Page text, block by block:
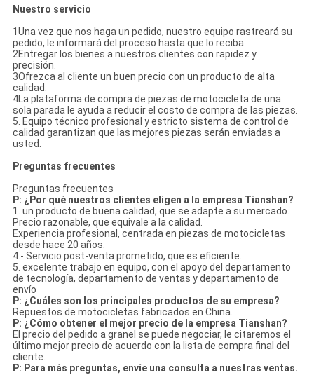
Nuestro servicio
1Una vez que nos haga un pedido, nuestro equipo rastreará su
pedido, le informará del proceso hasta que lo reciba.
2Entregar los bienes a nuestros clientes con rapidez y
precisión.
3Ofrezca al cliente un buen precio con un producto de alta
calidad.
4La plataforma de compra de piezas de motocicleta de una
sola parada le ayuda a reducir el costo de compra de las piezas.
5. Equipo técnico profesional y estricto sistema de control de
calidad garantizan que las mejores piezas serán enviadas a
usted.
Preguntas frecuentes
Preguntas frecuentes
P: ¿Por qué nuestros clientes eligen a la empresa Tianshan?
1. un producto de buena calidad, que se adapte a su mercado.
Precio razonable, que equivale a la calidad.
Experiencia profesional, centrada en piezas de motocicletas
desde hace 20 años.
4.- Servicio post-venta prometido, que es eficiente.
5. excelente trabajo en equipo, con el apoyo del departamento
de tecnología, departamento de ventas y departamento de
envío
P: ¿Cuáles son los principales productos de su empresa?
Repuestos de motocicletas fabricados en China.
P: ¿Cómo obtener el mejor precio de la empresa Tianshan?
El precio del pedido a granel se puede negociar, le citaremos el
último mejor precio de acuerdo con la lista de compra final del
cliente.
P: Para más preguntas, envíe una consulta a nuestras ventas.